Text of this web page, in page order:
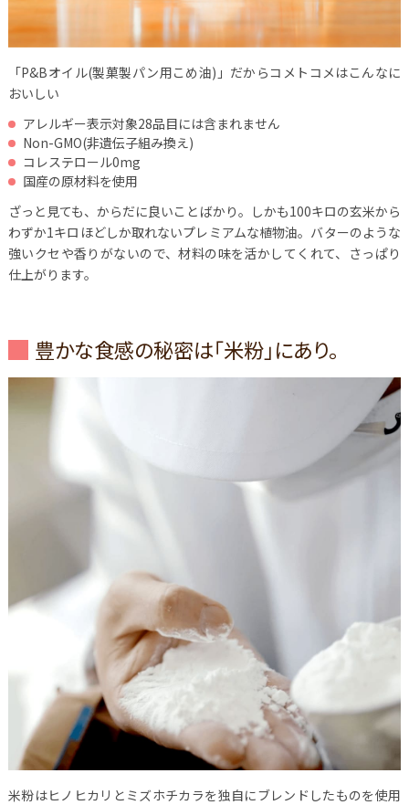
「P&Bオイル(製菓製パン用こめ油)」だからコメトコメはこんなに
おいしい
アレルギー表示対象28品目には含まれません
Non-GMO(非遺伝子組み換え)
コレステロール0mg
国産の原材料を使用
ざっと見ても、からだに良いことばかり。しかも100キロの玄米から
わずか1キロほどしか取れないプレミアムな植物油。バターのような
強いクセや香りがないので、材料の味を活かしてくれて、さっぱり
仕上がります。
豊かな食感の秘密は「米粉」にあり。
米粉はヒノヒカリとミズホチカラを独自にブレンドしたものを使用